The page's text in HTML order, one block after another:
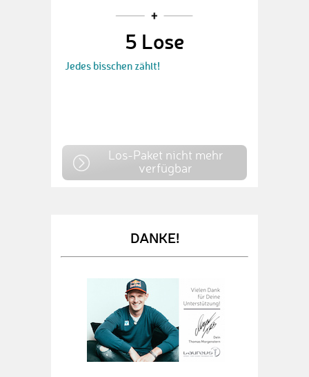
5 Lose
Jedes bisschen zählt!
Los-Paket nicht mehr
verfügbar
DANKE!